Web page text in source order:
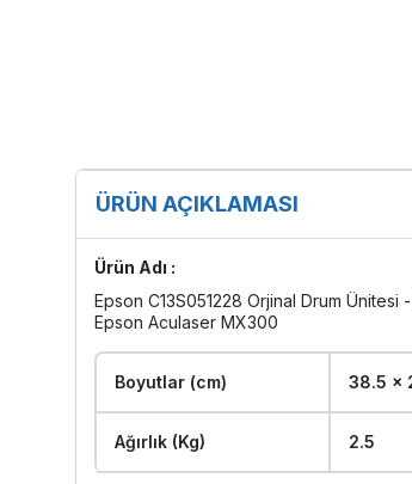
ÜRÜN AÇIKLAMASI
Ürün Adı :
Epson C13S051228 Orjinal Drum
Epson Aculaser MX300​
Boyutlar (cm) 38.5 x
Ağırlık (Kg) 2.5